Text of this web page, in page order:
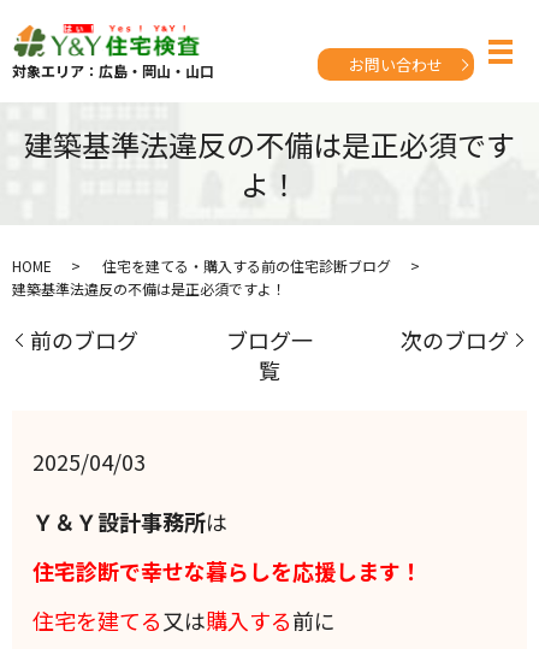
対象エリア：広島・岡山・山口 お問い合わせ
建築基準法違反の不備は是正必須です
よ！
HOME
住宅を建てる・購入する前の住宅診断ブログ
建築基準法違反の不備は是正必須ですよ！
前のブログ
ブログ一
覧
次のブログ
2025/04/03
Ｙ＆Ｙ設計事務所は
住宅診断で幸せな暮らしを応援します！
住宅を建てる又は購入する前に